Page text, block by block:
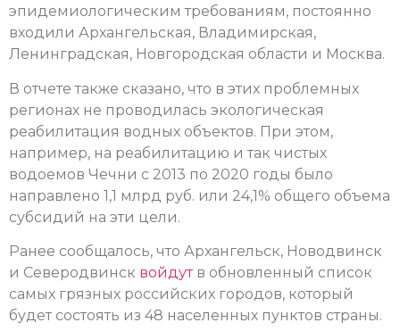
эпидемиологическим требованиям, постоянно
входили Архангельская, Владимирская,
Ленинградская, Новгородская области и Москва.
В отчете также сказано, что в этих проблемных
регионах не проводилась экологическая
реабилитация водных объектов. При этом,
например, на реабилитацию и так чистых
водоемов Чечни с 2013 по 2020 годы было
направлено 1,1 млрд руб. или 24,1% общего объема
субсидий на эти цели.
Ранее сообщалось, что Архангельск, Новодвинск
и Северодвинск войдутв обновленный список
самых грязных российских городов, который
будет состоять из 48 населенных пунктов страны.